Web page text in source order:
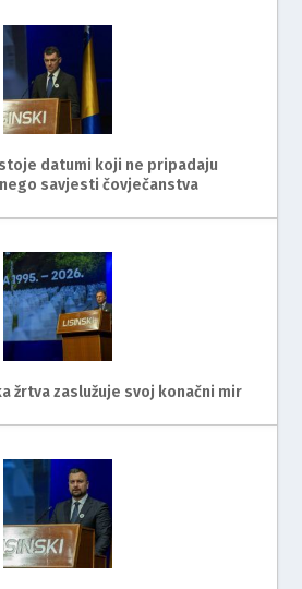
datumi koji ne pripadaju
savjesti čovječanstva
žrtva zaslužuje svoj konačni mir